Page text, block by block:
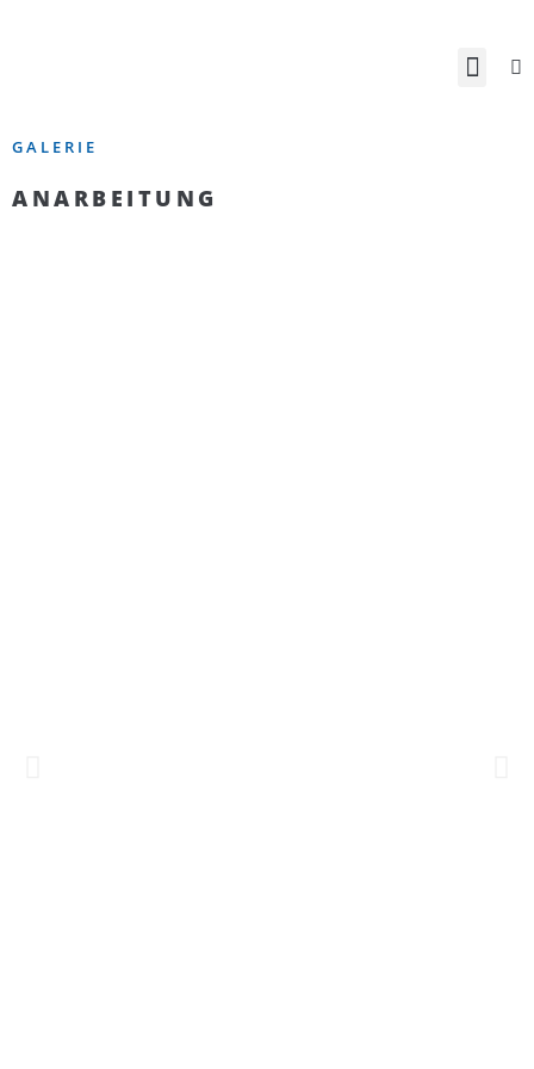
GALERIE
ANARBEITUNG